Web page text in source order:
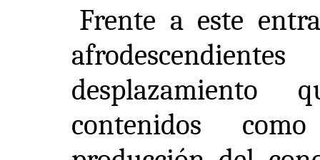
Frente a este
contenidos